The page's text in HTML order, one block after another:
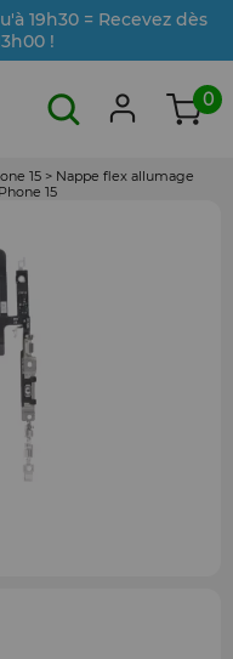
19h30 = Recevez dès
!
0
15 > Nappe flex allumage
15